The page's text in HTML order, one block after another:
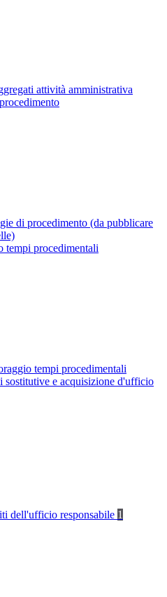
attività amministrativa
di procedimento (da pubblicare
tempi procedimentali
tempi procedimentali
sostitutive e acquisizione d'ufficio
dell'ufficio responsabile 1